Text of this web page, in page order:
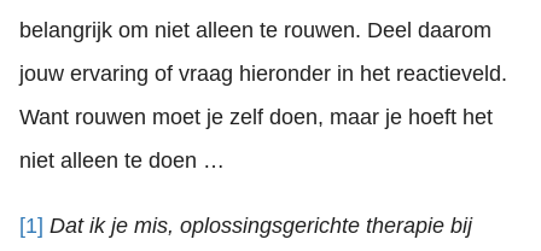
belangrijk om niet alleen te rouwen. Deel daarom
jouw ervaring of vraag hieronder in het reactieveld.
Want rouwen moet je zelf doen, maar je hoeft het
niet alleen te doen …
[1] Dat ik je mis, oplossingsgerichte therapie bij